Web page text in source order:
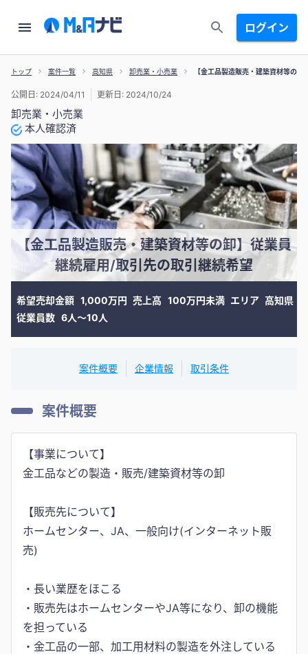
ログイン
トップ 案件一覧 高知県 卸売業・小売業 【金工品製造販売・建築資材等の
卸売業・小売業
本人確認済
公開日: 2024/04/11 更新日: 2024/10/24
【金工品製造販売・建築資材等の卸】従業員
継続雇用/取引先の取引継続希望
希望売却金額 1,000万円 売上高 100万円未満 エリア 高知県
従業員数 6人〜10人
案件概要 企業情報 取引条件
案件概要
【事業について】
金工品などの製造・販売/建築資材等の卸
【販売先について】
ホームセンター、JA、一般向け(インターネット販
売)
・長い業歴をほこる
・販売先はホームセンターやJA等になり、卸の機能
を担っている
・金工品の一部、加工用材料の製造を外注している